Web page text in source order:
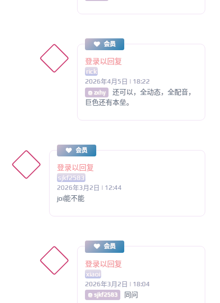
会员
登录以回复
rick
2026年4月5日 | 18:22
@ zxhy
还可以，全动态，全配音，
巨色还有本垒。
会员
登录以回复
sjkf2583
2026年3月2日 | 12:44
joi能不能
会员
登录以回复
xiaoi
2026年3月2日 | 18:04
@ sjkf2583 同问